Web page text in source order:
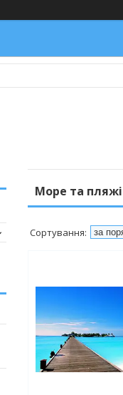
Море та пляжі